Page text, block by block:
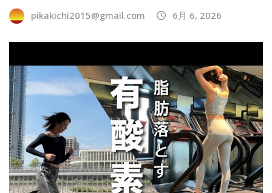
pikakichi2015@gmail.com 6月 6, 2026